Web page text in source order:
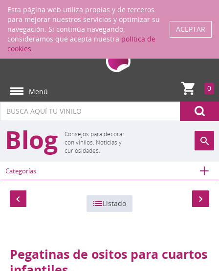
ENTRAR
Menú 0
Blog
Consejos para decorar
con vinilos. Noticias y
curiosidades.
Categorías
Listado
Pegatinas de ositos para cuartos
Esta página web utiliza propias y de terceros
para mejorar nuestros servicios y optimizar su
navegación. Si continúa navegando,
consideramos que acepta nuestra política de
cookies.
ACEPTAR